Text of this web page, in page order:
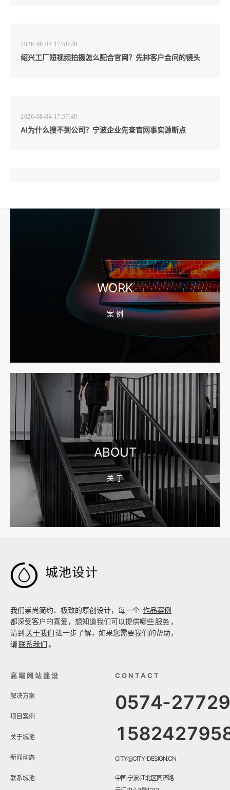
2026-08-04 17:58:28
绍兴工厂短视频拍摄怎么配合官网？先排客户会问的镜头
2026-08-04 17:57:49
AI为什么搜不到公司？宁波企业先查官网事实源断点
宁波高端网站建设公司推荐，移动端验收别放到最后
宁波网站建设报价怎么看？合同、源码和后台要先写清
2026-08-04 17:55:09
宁波制造业网站建设公司怎么选？先看产品询盘字段
2026-08-02 17:58:44
工厂短视频拍摄后，怎样放进官网帮助客户判断实力
WORK
案 例
ABOUT
关 于

我们崇尚简约、极致的原创设计，每一个 作品案例
都深受客户的喜爱，想知道我们可以提供哪些服务 ，
请到 关于我们进一步了解，如果您需要我们的帮助，
请联系我们。
高端网站建设
解决方案
项目案例
关于城池
新闻动态
联系城池
CONTACT
0574-
CITY@CITY-DESIGN.CN
中国·宁波·江北区同济路